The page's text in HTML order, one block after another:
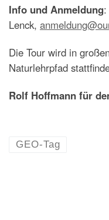
Info und Anmeldung
Lenck,
Die Tour wird in
Naturlehrpfad
Rolf Hoffmann für
GEO-Tag